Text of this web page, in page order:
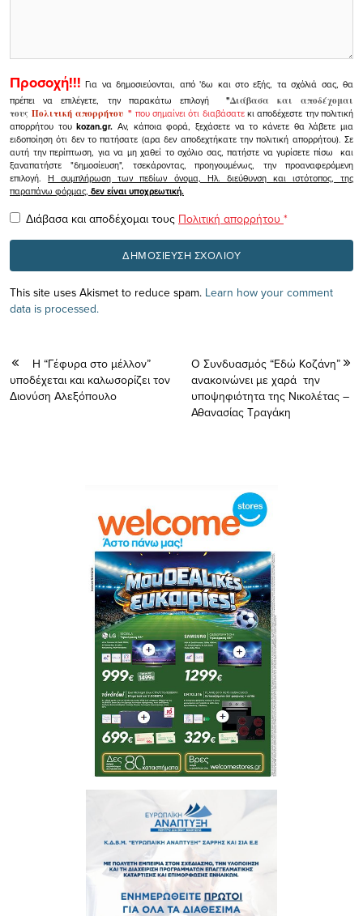
Προσοχή!!! Για να δημοσιεύονται, από 'δω και στο εξής, τα σχόλιά σας, θα
πρέπει να επιλέγετε, την παρακάτω επιλογή
"Διάβασα και αποδέχομαι
τουςΠολιτική απορρήτου" που σημαίνει ότι διαβάσατεκι αποδέχεστε την πολιτική
απορρήτου τουkozan.gr. Αν, κάποια φορά, ξεχάσετε να το κάνετε θα λάβετε μια
ειδοποίηση ότι δεν το πατήσατε (αρα δεν αποδεχτήκατε την πολιτική απορρήτου). Σε
αυτή την περίπτωση, για να μη χαθεί το σχόλιο σας, πατήστε να γυρίσετε πίσω και
ξαναπατήστε "δημοσίευση", τσεκάροντας, προηγουμένως, την προαναφερόμενη
επιλογή.Η συμπλήρωση των πεδίων όνομα, Ηλ. διεύθυνση και ιστότοπος, της
παραπάνω φόρμας, δεν είναι υποχρεωτική.
Διάβασα και αποδέχομαι τους Πολιτική απορρήτου *
This site uses Akismet to reduce spam. Learn how your comment
data is processed.
Η “Γέφυρα στο μέλλον”
υποδέχεται και καλωσορίζει τον
Διονύση Αλεξόπουλο
Ο Συνδυασμός “Eδώ Κοζάνη”
ανακοινώνει με χαρά την
υποψηφιότητα της Νικολέτας –
Αθανασίας Τραγάκη